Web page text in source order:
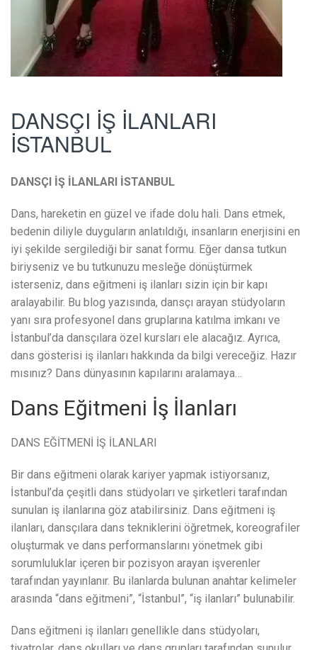
DANSÇI İŞ İLANLARI
İSTANBUL
DANSÇI İŞ İLANLARI İSTANBUL
Dans, hareketin en güzel ve ifade dolu hali. Dans etmek,
bedenin diliyle duyguların anlatıldığı, insanların enerjisini en
iyi şekilde sergilediği bir sanat formu. Eğer dansa tutkun
biriyseniz ve bu tutkunuzu mesleğe dönüştürmek
isterseniz, dans eğitmeni iş ilanları sizin için bir kapı
aralayabilir. Bu blog yazısında, dansçı arayan stüdyoların
yanı sıra profesyonel dans gruplarına katılma imkanı ve
İstanbul’da dansçılara özel kursları ele alacağız. Ayrıca,
dans gösterisi iş ilanları hakkında da bilgi vereceğiz. Hazır
mısınız? Dans dünyasının kapılarını aralamaya…
Dans Eğitmeni İş İlanları
DANS EĞİTMENİ İŞ İLANLARI
Bir dans eğitmeni olarak kariyer yapmak istiyorsanız,
İstanbul’da çeşitli dans stüdyoları ve şirketleri tarafından
sunulan iş ilanlarına göz atabilirsiniz. Dans eğitmeni iş
ilanları, dansçılara dans tekniklerini öğretmek, koreografiler
oluşturmak ve dans performanslarını yönetmek gibi
sorumluluklar içeren bir pozisyon arayan işverenler
tarafından yayınlanır. Bu ilanlarda bulunan anahtar kelimeler
arasında “dans eğitmeni”, “İstanbul”, “iş ilanları” bulunabilir.
Dans eğitmeni iş ilanları genellikle dans stüdyoları,